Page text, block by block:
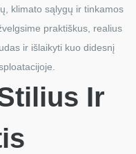
klimato sąlygų ir tinkamos
praktiškus, realius
ir išlaikyti kuo didesnį
Ir